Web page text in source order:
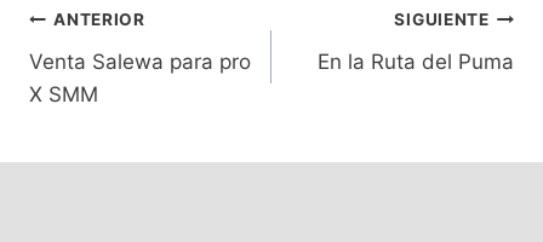
entrada:
NAVEGACIÓN
DE
ANTERIOR
Venta Salewa para pro
X SMM
SIGUIENTE
En la Ruta del Puma